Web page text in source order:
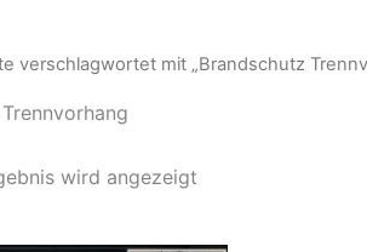
verschlagwortet mit „Brandschutz
wird angezeigt